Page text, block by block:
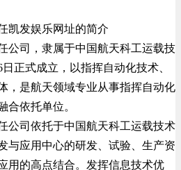
凯发娱乐网址的简介
公司，隶属于中国航天科工运载技
正式成立，以指挥自动化技术、
，是航天领域专业从事指挥自动化
合依托单位。
公司依托于中国航天科工运载技术
与应用中心的研发、试验、生产资
用的高点结合。发挥信息技术优